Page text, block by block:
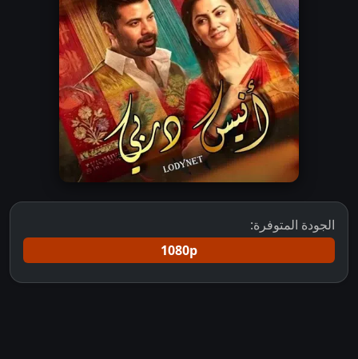
الجودة المتوفرة:
1080p